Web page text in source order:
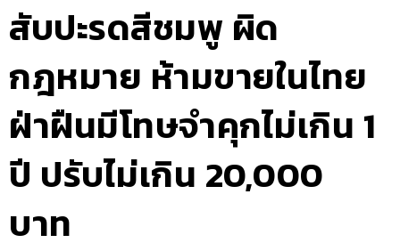
สับปะรดสีชมพู ผิด
กฎหมาย ห้ามขายในไทย
ฝ่าฝืนมีโทษจำคุกไม่เกิน 1
ปี ปรับไม่เกิน 20,000
บาท